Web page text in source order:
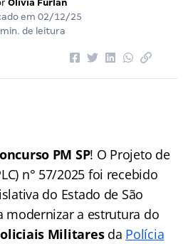
Olivia Furlan
em 02/12/25
de leitura
PM SP! O Projeto de
n° 57/2025 foi recebido
do Estado de São
modernizar a estrutura do
Militaresda Polícia